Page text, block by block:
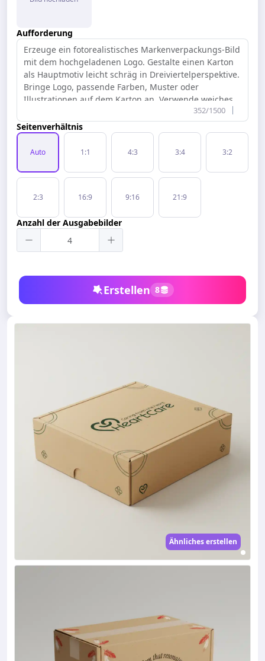
Aufforderung
352/1500
Seitenverhältnis
Auto 1:1 4:3 3:4 3:2
2:3 16:9 9:16 21:9
Anzahl der Ausgabebilder
Erstellen 8
Ähnliches erstellen